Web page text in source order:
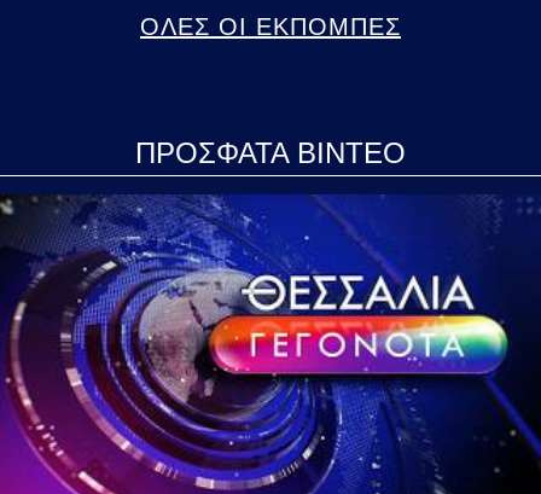
ΟΛΕΣ ΟΙ ΕΚΠΟΜΠΕΣ
ΠΡΟΣΦΑΤΑ ΒΙΝΤΕΟ